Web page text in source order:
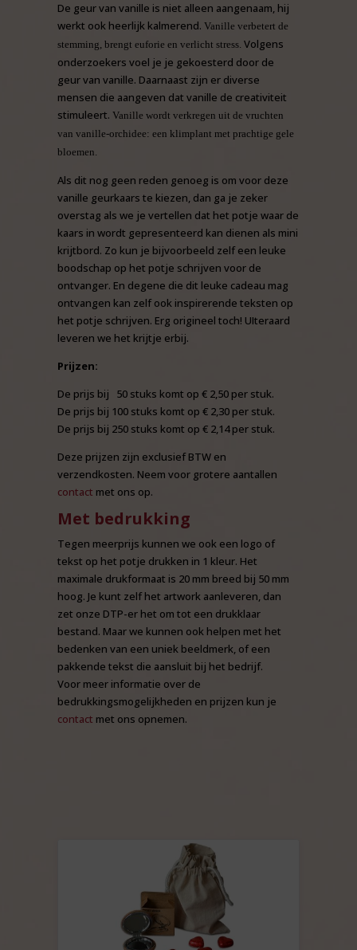
De geur van vanille is niet alleen aangenaam, hij
werkt ook heerlijk kalmerend.Vanille verbetert de
stemming, brengt euforie en verlicht stress.Volgens
onderzoekers voel je je gekoesterd door de
geur van vanille. Daarnaast zijn er diverse
mensen die aangeven dat vanille de creativiteit
stimuleert.Vanille wordt verkregen uit de vruchten
van vanille-orchidee: een klimplant met prachtige gele
bloemen.
Als dit nog geen reden genoeg is om voor deze
vanille geurkaars te kiezen, dan ga je zeker
overstag als we je vertellen dat het potje waar de
kaars in wordt gepresenteerd kan dienen als mini
krijtbord. Zo kun je bijvoorbeeld zelf een leuke
boodschap op het potje schrijven voor de
ontvanger. En degene die dit leuke cadeau mag
ontvangen kan zelf ook inspirerende teksten op
het potje schrijven. Erg origineel toch! UIteraard
leveren we het krijtje erbij.
Prijzen:
De prijs bij 50 stuks komt op € 2,50 per stuk.
De prijs bij 100 stuks komt op € 2,30 per stuk.
De prijs bij 250 stuks komt op € 2,14 per stuk.
Deze prijzen zijn exclusief BTW en
verzendkosten. Neem voor grotere aantallen
contact met ons op.
Met bedrukking
Tegen meerprijs kunnen we ook een logo of
tekst op het potje drukken in 1 kleur. Het
maximale drukformaat is 20 mm breed bij 50 mm
hoog. Je kunt zelf het artwork aanleveren, dan
zet onze DTP-er het om tot een drukklaar
bestand. Maar we kunnen ook helpen met het
bedenken van een uniek beeldmerk, of een
pakkende tekst die aansluit bij het bedrijf.
Voor meer informatie over de
bedrukkingsmogelijkheden en prijzen kun je
contact met ons opnemen.